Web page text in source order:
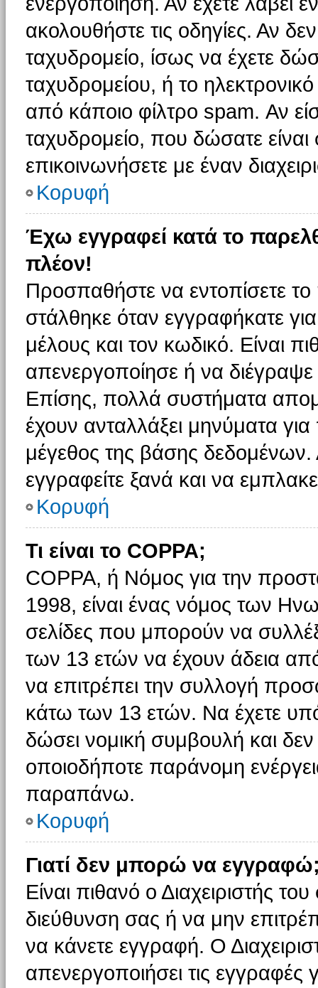
ακολουθήστε τις οδηγίες. Αν
ταχυδρομείο, ίσως να έχετε
ταχυδρομείου, ή το
από κάποιο φίλτρο spam. Αν
ταχυδρομείο, που δώσατε
επικοινωνήσετε με έναν
Κορυφή
Έχω εγγραφεί κατά το
πλέον!
Προσπαθήστε να εντοπίσετε
στάλθηκε όταν εγγραφήκατε
μέλους και τον κωδικό. Είναι
απενεργοποίησε ή να
Επίσης, πολλά συστήματα
έχουν ανταλλάξει μηνύματα
μέγεθος της βάσης
εγγραφείτε ξανά και να
Κορυφή
Τι είναι το COPPA;
COPPA, ή Νόμος για την
1998, είναι ένας νόμος των
σελίδες που μπορούν να
των 13 ετών να έχουν άδεια
να επιτρέπει την συλλογή
κάτω των 13 ετών. Να έχετε
δώσει νομική συμβουλή και δεν
οποιοδήποτε παράνομη
παραπάνω.
Κορυφή
Γιατί δεν μπορώ να
Είναι πιθανό ο Διαχειριστής
διεύθυνση σας ή να μην
να κάνετε εγγραφή. Ο
απενεργοποιήσει τις εγγραφές